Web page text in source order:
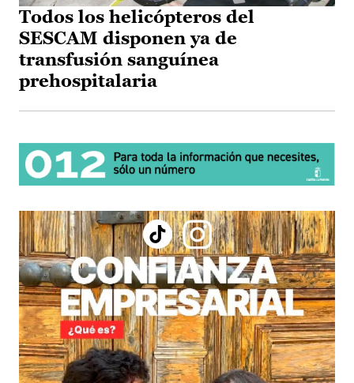
Todos los helicópteros del
SESCAM disponen ya de
transfusión sanguínea
prehospitalaria